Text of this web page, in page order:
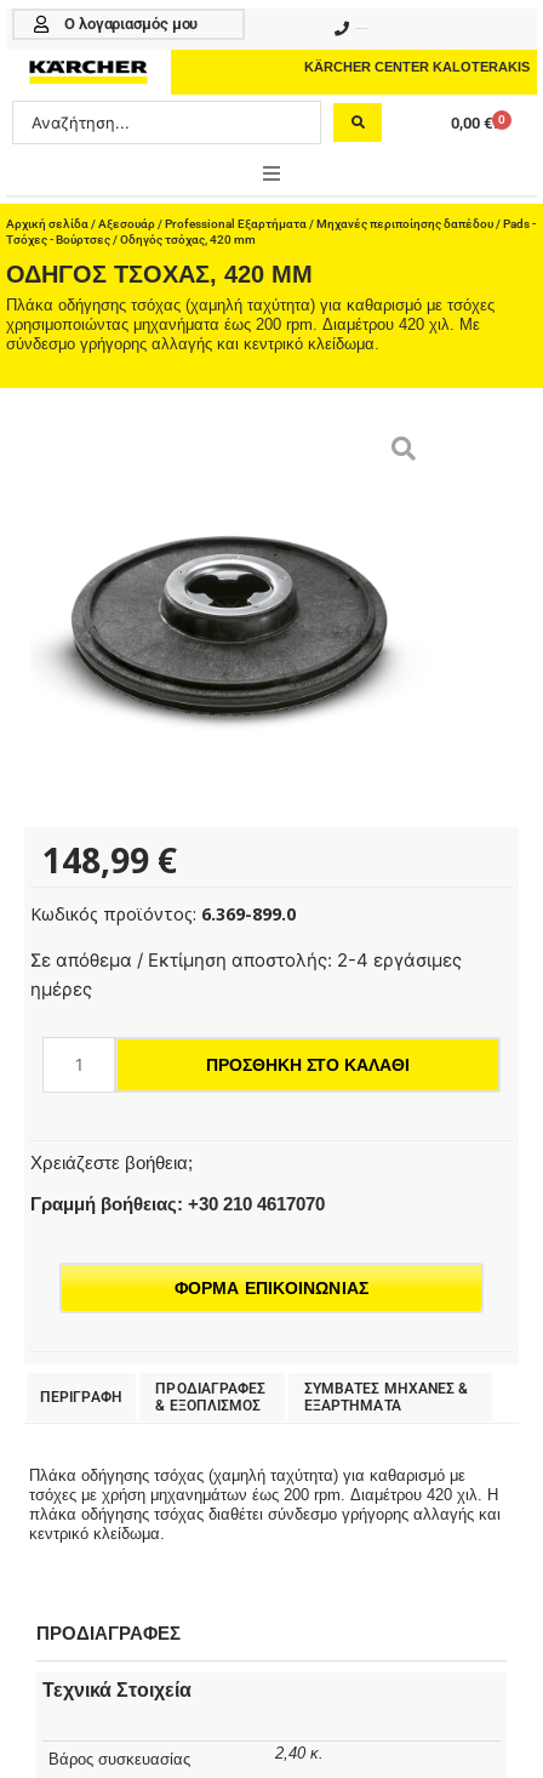
Μετάβαση
περιεχόμενο
Ο λογαριασμός μου
KÄRCHER CENTER KALOTERAKIS
Search
...
0,00 € 0
Cart
ONLINE SHOP
HOME & GARDEN
PROFESSIONAL
Αρχική σελίδα /Αξεσουάρ/Professional Εξαρτήματα /Μηχανές περιποίησης δαπέδου/Pads -
Τσόχες - Βούρτσες/ Οδηγός τσόχας, 420 mm
ΟΔΗΓΌΣ ΤΣΌΧΑΣ, 420 MM
Πλάκα οδήγησης τσόχας (χαμηλή ταχύτητα) για καθαρισμό με τσόχες
χρησιμοποιώντας μηχανήματα έως 200 rpm. Διαμέτρου 420 χιλ. Με
σύνδεσμο γρήγορης αλλαγής και κεντρικό κλείδωμα.
148,99 €
Κωδικός προϊόντος: 6.369-899.0
Σε απόθεμα / Εκτίμηση αποστολής: 2-4 εργάσιμες
ημέρες
Οδηγός
τσόχας,
ποσότητα
ΠΡΟΣΘΉΚΗ ΣΤΟ ΚΑΛΆΘΙ
Χρειάζεστε βοήθεια;
Γραμμή βοήθειας: +30 210 4617070
ΦΟΡΜΑ ΕΠΙΚΟΙΝΩΝΙΑΣ
ΠΕΡΙΓΡΑΦΗ
ΠΡΟΔΙΑΓΡΑΦΕΣ
& EΞΟΠΛΙΣΜΟΣ
ΣΥΜΒΑΤΕΣ ΜΗΧΑΝΕΣ &
ΕΞΑΡΤΗΜΑΤΑ
Πλάκα οδήγησης τσόχας (χαμηλή ταχύτητα) για καθαρισμό με
τσόχες με χρήση μηχανημάτων έως 200 rpm. Διαμέτρου 420 χιλ. Η
πλάκα οδήγησης τσόχας διαθέτει σύνδεσμο γρήγορης αλλαγής και
κεντρικό κλείδωμα.
ΠΡΟΔΙΑΓΡΑΦΕΣ
Τεχνικά Στοιχεία
Βάρος συσκευασίας 2,40 κ.